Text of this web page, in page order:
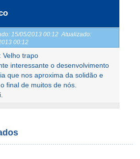
15/05/2013 00:12 Atualizado:
00:12
Velho trapo
interessante o desenvolvimento
que nos aproxima da solidão e
final de muitos de nós.